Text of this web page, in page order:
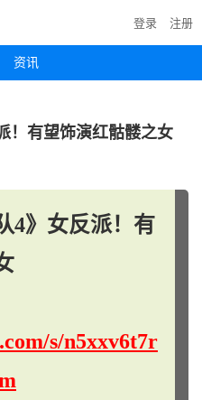
资讯
登录 注册
！有望饰演红骷髅之女
4》女反派！有
s/n5xxv6t7r